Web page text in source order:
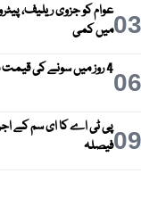
03عوام کو جزوی ریلیف،
میں کمی
064 روز میں سونے کی قیمت میں بڑا اضافہ
09پی ٹی اے کا ای سم کے
فیصلہ